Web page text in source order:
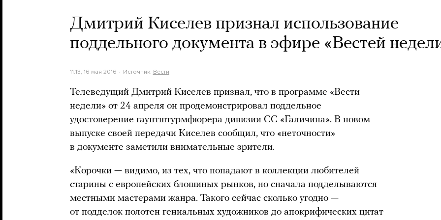
Дмитрий Киселев признал использование
поддельного документа в эфире «Вестей
11:13, 16 мая 2016 Источник: Вести
Телеведущий Дмитрий Киселев признал, что в программе «Вести
недели» от 24 апреля он продемонстрировал поддельное
удостоверение гауптштурмфюрера дивизии СС «Галичина». В новом
выпуске своей передачи Киселев сообщил, что «неточности»
в документе заметили внимательные зрители.
«Корочки — видимо, из тех, что попадают в коллекции любителей
старины с европейских блошиных рынков, но сначала подделываются
местными мастерами жанра. Такого сейчас сколько угодно —
от подделок полотен гениальных художников до апокрифических цитат